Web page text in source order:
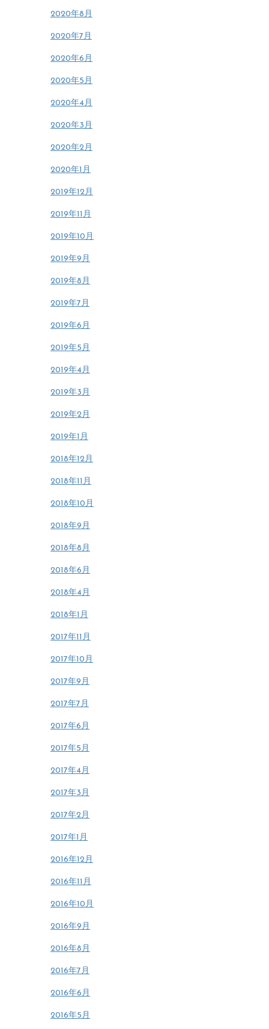
2020年8月
2020年7月
2020年6月
2020年5月
2020年4月
2020年3月
2020年2月
2020年1月
2019年12月
2019年11月
2019年10月
2019年9月
2019年8月
2019年7月
2019年6月
2019年5月
2019年4月
2019年3月
2019年2月
2019年1月
2018年12月
2018年11月
2018年10月
2018年9月
2018年8月
2018年6月
2018年4月
2018年1月
2017年11月
2017年10月
2017年9月
2017年7月
2017年6月
2017年5月
2017年4月
2017年3月
2017年2月
2017年1月
2016年12月
2016年11月
2016年10月
2016年9月
2016年8月
2016年7月
2016年6月
2016年5月